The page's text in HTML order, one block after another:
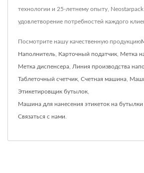
технологии и 25-летнему опыту, Neostarpack
удовлетворение потребностей каждого
Посмотрите нашу качественную продукцию
Наполнитель Карточный податчик Метка
Метка диспенсера Линия производства
Таблеточный счетчик Счетная машина
Этикетировщик бутылок
Машина для нанесения этикеток на бутылки
Связаться с нами